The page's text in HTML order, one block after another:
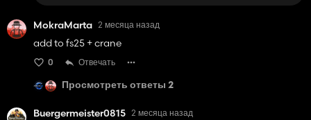
MokraMarta 2 месяца назад
add to fs25 + crane
0 Отвечать
Просмотреть ответы 2
Buergermeister0815 2 месяца назад